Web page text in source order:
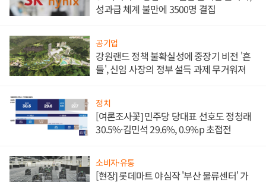
성과급 체계 불만에 3500명 결집
공기업
강원랜드 정책 불확실성에 중장기 비전 '흔
들', 신임 사장의 정부 설득 과제 무거워져
정치
[여론조사꽃] 민주당 당대표 선호도 정청래
30.5%·김민석 29.6%, 0.9%p 초접전
소비자·유통
[현장] 롯데마트 야심작 '부산 물류센터' 가